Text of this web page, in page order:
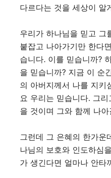
다르다는 것을 세상이 알
우리가 하나님을 믿고 그
붙잡고 나아가기만 한다
습니다. 이를 믿습니까?
을 믿습니까? 지금 이 순
의 아버지께서 나를 지키
요 우리는 믿습니다. 그
을 것이며 그와 함께 나
그런데 그 은혜의 한가운
나님의 보호와 인도하심
가 생긴다면 얼마나 안타